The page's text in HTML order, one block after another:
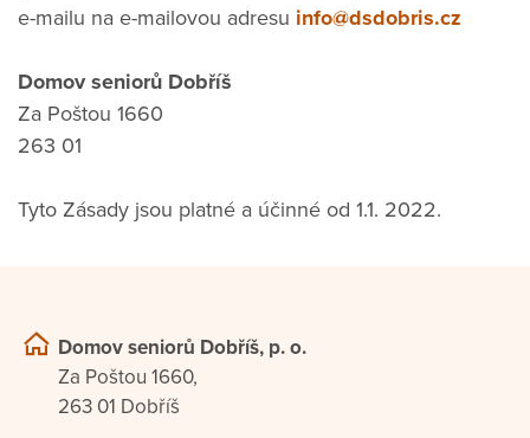
e-mailu na e-mailovou adresu info@dsdobris.cz
Domov seniorů Dobříš
Za Poštou 1660
263 01
Tyto Zásady jsou platné a účinné od 1.1. 2022.
Domov seniorů Dobříš, p. o.
Za Poštou 1660,
263 01 Dobříš